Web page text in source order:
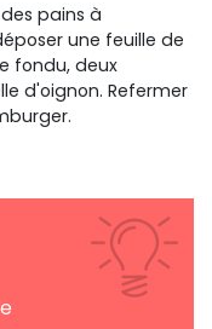
pains à
une feuille de
fondu, deux
d'oignon. Refermer